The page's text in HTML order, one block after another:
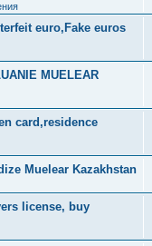
euro,Fake euros
MUELEAR
card,residence
Muelear Kazakhstan
license, buy